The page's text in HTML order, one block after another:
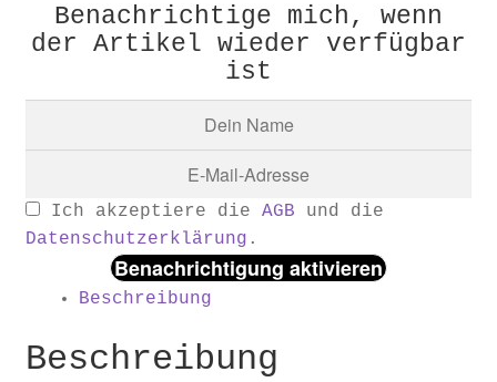
Benachrichtige mich, wenn
der Artikel wieder verfügbar
ist
Ich akzeptiere die AGB und die
Datenschutzerklärung .
Benachrichtigung aktivieren
Beschreibung
Beschreibung